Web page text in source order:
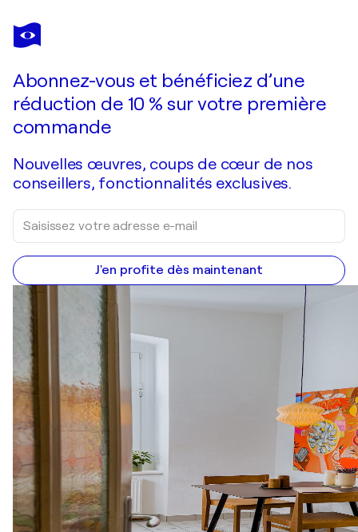
JÉRÔME CONSCIENCE
La vie n'est peut-être ...
Abonnez-vous et bénéficiez d’une
réduction de 10 % sur votre première
commande
Nouvelles œuvres, coups de cœur de nos
conseillers, fonctionnalités exclusives.
J'en profite dès maintenant